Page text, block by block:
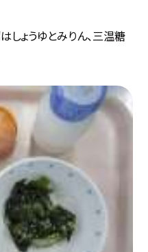
しょうゆとみりん、三温糖